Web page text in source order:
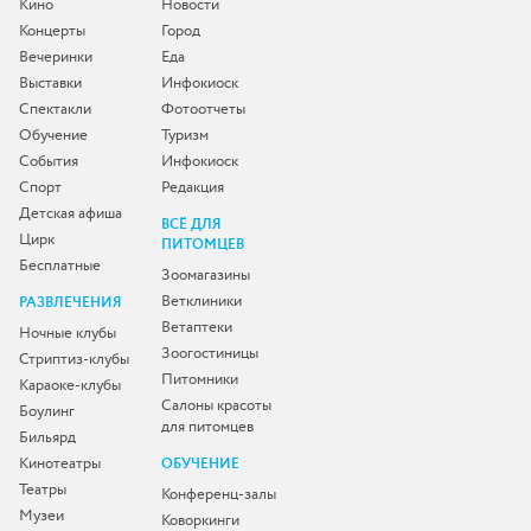
Кино
Концерты
Вечеринки
Выставки
Спектакли
Обучение
События
Спорт
Детская афиша
Цирк
Бесплатные
РАЗВЛЕЧЕНИЯ
Ночные клубы
Стриптиз-клубы
Караоке-клубы
Боулинг
Бильярд
Кинотеатры
Театры
Музеи
Новости
Город
Еда
Инфокиоск
Фотоотчеты
Туризм
Инфокиоск
Редакция
ВСЁ ДЛЯ
ПИТОМЦЕВ
Зоомагазины
Ветклиники
Ветаптеки
Зоогостиницы
Питомники
Салоны красоты
для питомцев
ОБУЧЕНИЕ
Конференц-залы
Коворкинги